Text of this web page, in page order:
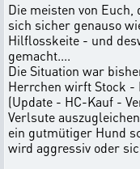
Die meisten von
sich sicher genauso
Hilflosskeite - und
gemacht....
Die Situation war
Herrchen wirft Stock -
(Update - HC-Kauf -
Verlsute
ein gutmütiger Hund
wird aggressiv oder